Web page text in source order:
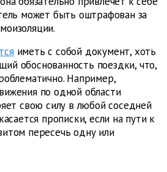
может быть оштрафован за
иметь с собой документ, хоть
обоснованность поездки, что,
Например,
по одной области
свою силу в любой соседней
прописки, если на пути к
пересечь одну или